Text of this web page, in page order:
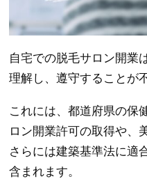
自宅での脱毛サロン開業
理解し、遵守することが
これには、都道府県の保
ロン開業許可の取得や、
さらには建築基準法に適
含まれます。